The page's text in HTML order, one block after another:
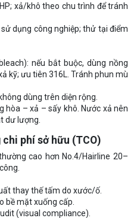
xả/khô theo chu trình để tránh
dụng công nghiệp; thử tại điểm
nếu bắt buộc, dùng nồng
kỹ; ưu tiên 316L. Tránh phun mù
dùng trên diện rộng.
hòa – xả – sấy khô. Nước xả nên
dư lượng.
phí sở hữu (TCO)
cao hơn No.4/Hairline 20–
thay thế tấm do xước/ố.
bề mặt xuống cấp.
(visual compliance).